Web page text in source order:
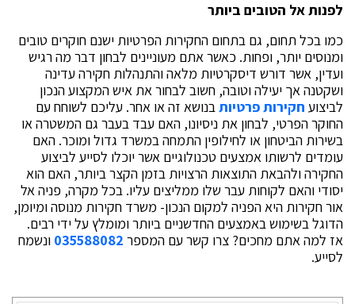
לפנות אל הטובים ביותר
כמו בכל תחום, גם בתחום החקירות הפרטיות ישנם חוקרים טובים
ומנוסים יותר, ופחות. כאשר אתם מעוניינים לבחון דבר מה רגיש
ועדין, אשר דורש דיסקרטיות מלאה והתנהלות חקירה עדינה
ושקטנה אך יעילה וטובה, חשוב לבחור את איש המקצוע הנכון
לביצוע חקירות פרטיותבנושא זה או אחר. עליכם לשוחח עם
החוקר הפרטי, לבחון את ניסיונו, האם עבד בעבר גם המשטרה או
בשירות הביטחון או לחילופין התמחה במשרד גדול ומוכר. האם
עומדים לרשותו אמצעים טכנולוגיים אשר יוכלו לסייע לביצוע
החקירה ולהבאת התוצאות הרצויות בזמן הקצר ביותר, האם הוא
יסודי והאם לקוחות עבר שלו ממליצים עליו. בכל מקרה, פניה אל
אור חקירות היא הפניה למקום הנכון- משרד חקירות מנוסה ומיומן,
הדוגל בשימוש באמצעים החדשניים ביותר ומומלץ על ידי רבים.
אז למה אתם מחכים? צרו קשר עם המספר 035588082 ונשמח
לסייע.